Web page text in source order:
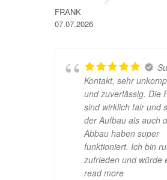
FRANK
07.07.2026
Kontakt, sehr
und zuverlässig. Die
sind wirklich fair und
der Aufbau als auch
Abbau haben super
funktioniert. Ich bin
zufrieden und würde
read more